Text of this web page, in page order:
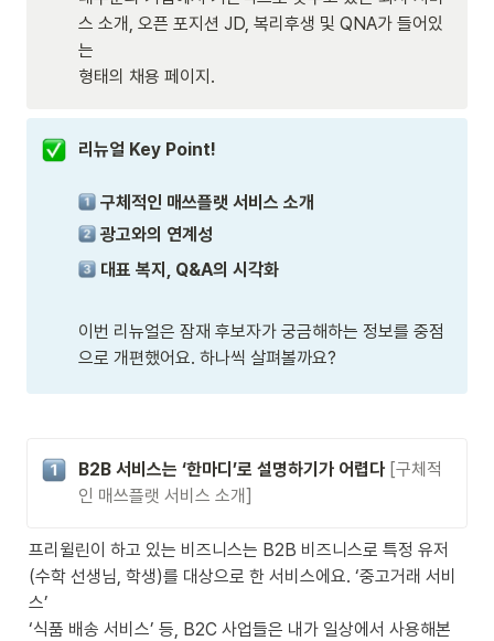
스 소개, 오픈 포지션 JD, 복리후생 및 QNA가 들어있
는
형태의 채용 페이지.
리뉴얼 Key Point!
구체적인 매쓰플랫 서비스 소개
광고와의 연계성
대표 복지, Q&A의 시각화
이번 리뉴얼은 잠재 후보자가 궁금해하는 정보를 중점
으로 개편했어요. 하나씩 살펴볼까요?
B2B 서비스는 ‘한마디’로 설명하기가 어렵다 [구체적
인 매쓰플랫 서비스 소개]
프리윌린이 하고 있는 비즈니스는 B2B 비즈니스로 특정 유저
(수학 선생님, 학생)를 대상으로 한 서비스에요. ‘중고거래 서비
스’
‘식품 배송 서비스’ 등, B2C 사업들은 내가 일상에서 사용해본